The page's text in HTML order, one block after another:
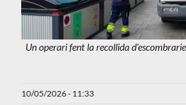
Un operari fent la recollida
10/05/2026 - 11:33